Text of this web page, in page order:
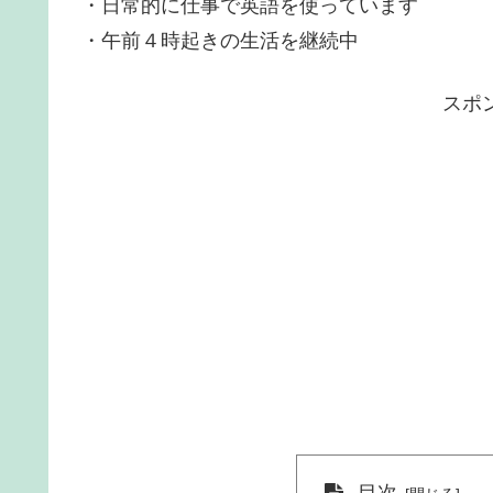
・日常的に仕事で英語を使っています
・午前４時起きの生活を継続中
スポ